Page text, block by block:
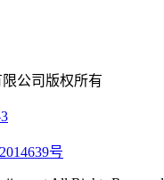
限公司版权所有
号